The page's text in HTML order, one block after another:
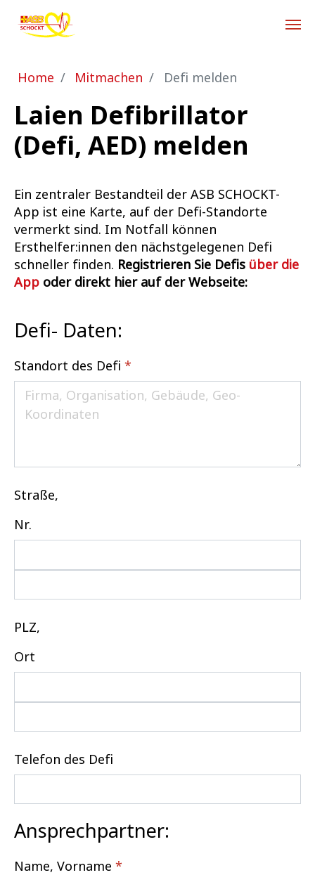
Zum Hauptinhalt springen
Sie sind hier:
Home Mitmachen Defi melden
Laien Defibrillator
(Defi, AED) melden
Ein zentraler Bestandteil der ASB SCHOCKT-
App ist eine Karte, auf der Defi-Standorte
vermerkt sind. Im Notfall können
Ersthelfer:innen den nächstgelegenen Defi
schneller finden. Registrieren Sie Defis über die
App oder direkt hier auf der Webseite:
Defi- Daten:
Standort des Defi *
Straße,
Nr.
PLZ,
Ort
Telefon des Defi
Ansprechpartner:
Name, Vorname *